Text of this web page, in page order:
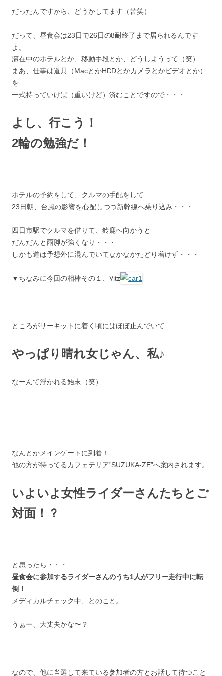
だったんですから、どうかしてます（苦笑）
だって、昼食会は23日で26日の8耐終了まで居られるんです
よ。
滞在中のホテルとか、移動手段とか、どうしようって（笑）
まあ、仕事は道具（MacとかHDDとかカメラとかビデオとか）
を
一式持っていけば（重いけど）済むことですので・・・
よし、行こう！
2輪の勉強だ！
ホテルの予約をして、クルマの手配をして
23日朝、台風の影響を心配しつつ新幹線へ乗り込み・・・
四日市駅でクルマを借りて、鈴鹿へ向かうと
だんだんと雨脚が強くなり・・・
しかも道は予想外に混んでいてなかなかたどり着けず・・・
▼ちなみに今回の相棒その１、Vitz
ところがサーキットに着く頃にはほぼ止んでいて
やっぱり晴れ女じゃん、私♪
なーんて浮かれる始末（笑）
なんとかメインゲートに到着！
他の方が待ってるカフェテリア”SUZUKA-ZE”へ案内されます。
いよいよ女性ライダーさんたちとご
対面！？
と思ったら・・・
昼食会に参加するライダーさんのうち1人がフリー走行中に転
倒！
メディカルチェック中、とのこと。
うぁー、大丈夫かな〜？
なので、他に当選して来ている参加者の方とお話して待つこと